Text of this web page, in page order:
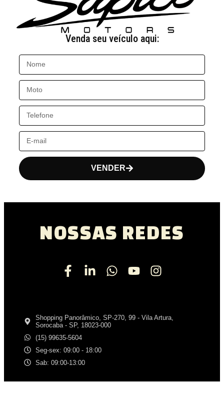
Venda seu veículo aqui:
VENDER
NOSSAS REDES
Shopping Panorâmico, SP-270, 99 - Vila Artura,
Sorocaba - SP, 18023-000
(15) 99635-5604
Seg-sex: 09:00 - 18:00
Sab: 09:00-13:00